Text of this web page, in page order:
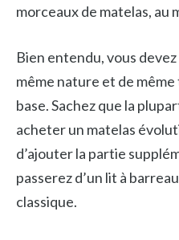
morceaux de matelas, au
Bien entendu, vous
même nature et de
base. Sachez que la
acheter un matelas
d’ajouter la partie
passerez d’un lit à
classique.